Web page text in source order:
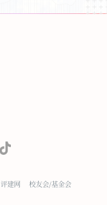
评建网
校友会/基金会